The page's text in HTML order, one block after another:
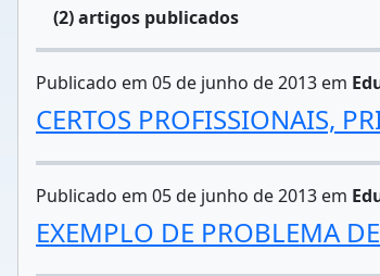
(2) artigos publicados
Publicado em 05 de junho de 2013 em
CERTOS PROFISSIONAIS,
Publicado em 05 de junho de 2013 em
EXEMPLO DE PROBLEMA